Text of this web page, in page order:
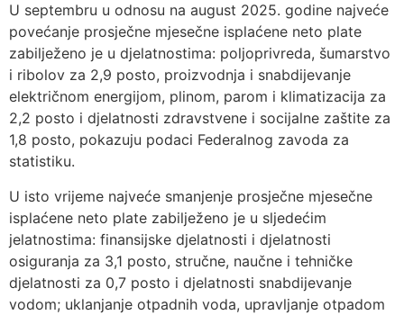
U septembru u odnosu na august 2025. godine najveće
povećanje prosječne mjesečne isplaćene neto plate
zabilježeno je u djelatnostima: poljoprivreda, šumarstvo
i ribolov za 2,9 posto, proizvodnja i snabdijevanje
električnom energijom, plinom, parom i klimatizacija za
2,2 posto i djelatnosti zdravstvene i socijalne zaštite za
1,8 posto, pokazuju podaci Federalnog zavoda za
statistiku.
U isto vrijeme najveće smanjenje prosječne mjesečne
isplaćene neto plate zabilježeno je u sljedećim
jelatnostima: finansijske djelatnosti i djelatnosti
osiguranja za 3,1 posto, stručne, naučne i tehničke
djelatnosti za 0,7 posto i djelatnosti snabdijevanje
vodom; uklanjanje otpadnih voda, upravljanje otpadom